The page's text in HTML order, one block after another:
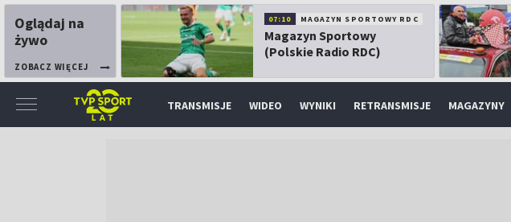
Oglądaj na
żywo
ZOBACZ WIĘCEJ
07:10 MAGAZYN SPORTOWY RDC
Magazyn Sportowy
(Polskie Radio RDC)
TRANSMISJE WIDEO WYNIKI RETRANSMISJE MAGAZYNY